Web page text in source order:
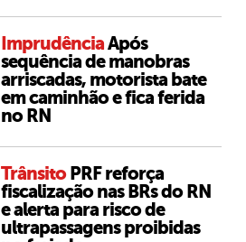
ImprudênciaApós
sequência de manobras
arriscadas, motorista bate
em caminhão e fica ferida
no RN
Trânsito PRF reforça
fiscalização nas BRs do RN
e alerta para risco de
ultrapassagens proibidas